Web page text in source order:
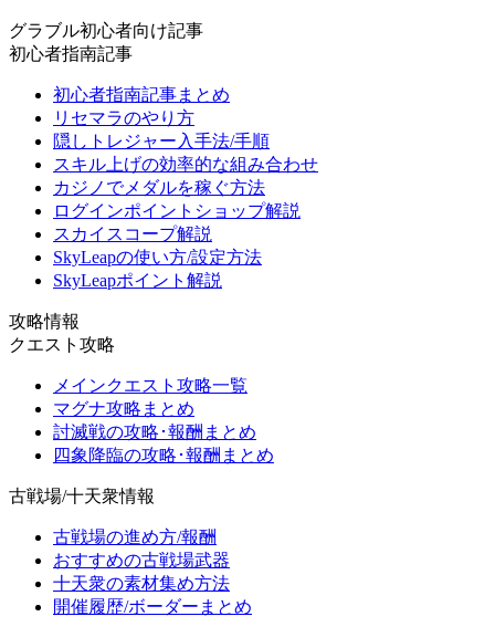
グラブル初心者向け記事
初心者指南記事
初心者指南記事まとめ
リセマラのやり方
隠しトレジャー入手法/手順
スキル上げの効率的な組み合わせ
カジノでメダルを稼ぐ方法
ログインポイントショップ解説
スカイスコープ解説
SkyLeapの使い方/設定方法
SkyLeapポイント解説
攻略情報
クエスト攻略
メインクエスト攻略一覧
マグナ攻略まとめ
討滅戦の攻略･報酬まとめ
四象降臨の攻略･報酬まとめ
古戦場/十天衆情報
古戦場の進め方/報酬
おすすめの古戦場武器
十天衆の素材集め方法
開催履歴/ボーダーまとめ